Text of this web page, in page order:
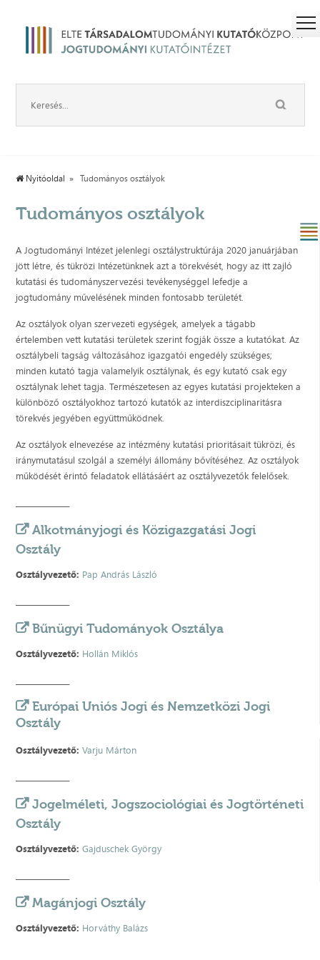
Nyitóoldal Tudományos osztályok
Tudományos osztályok
A Jogtudományi Intézet jelenlegi osztálystruktúrája 2020 januárjában
jött létre, és tükrözi Intézetünknek azt a törekvését, hogy az itt zajló
kutatási és tudományszervezési tevékenységgel lefedje a
jogtudomány művelésének minden fontosabb területét.
Az osztályok olyan szervezeti egységek, amelyek a tágabb
értelemben vett kutatási területek szerint fogják össze a kutatókat. Az
osztálybeli tagság változásához igazgatói engedély szükséges;
minden kutató tagja valamelyik osztálynak, és egy kutató csak egy
osztálynak lehet tagja. Természetesen az egyes kutatási projekteken a
különböző osztályokhoz tartozó kutatók az interdiszciplinaritásra
törekvés jegyében együttműködnek.
Az osztályok elnevezése az intézmény kutatási prioritásait tükrözi, és
iránymutatásul szolgál a személyi állomány bővítéséhez. Az osztályok
működését érintő feladatok ellátásáért az osztályvezetők felelősek.
Alkotmányjogi és Közigazgatási Jogi
Osztály
Osztályvezető: Pap András László
Bűnügyi Tudományok Osztálya
Osztályvezető: Hollán Miklós
Európai Uniós Jogi és Nemzetközi Jogi
Osztály
Osztályvezető:Varju Márton
Jogelméleti, Jogszociológiai és Jogtörténeti
Osztály
Osztályvezető:Gajduschek György
Magánjogi Osztály
Osztályvezető: Horváthy Balázs